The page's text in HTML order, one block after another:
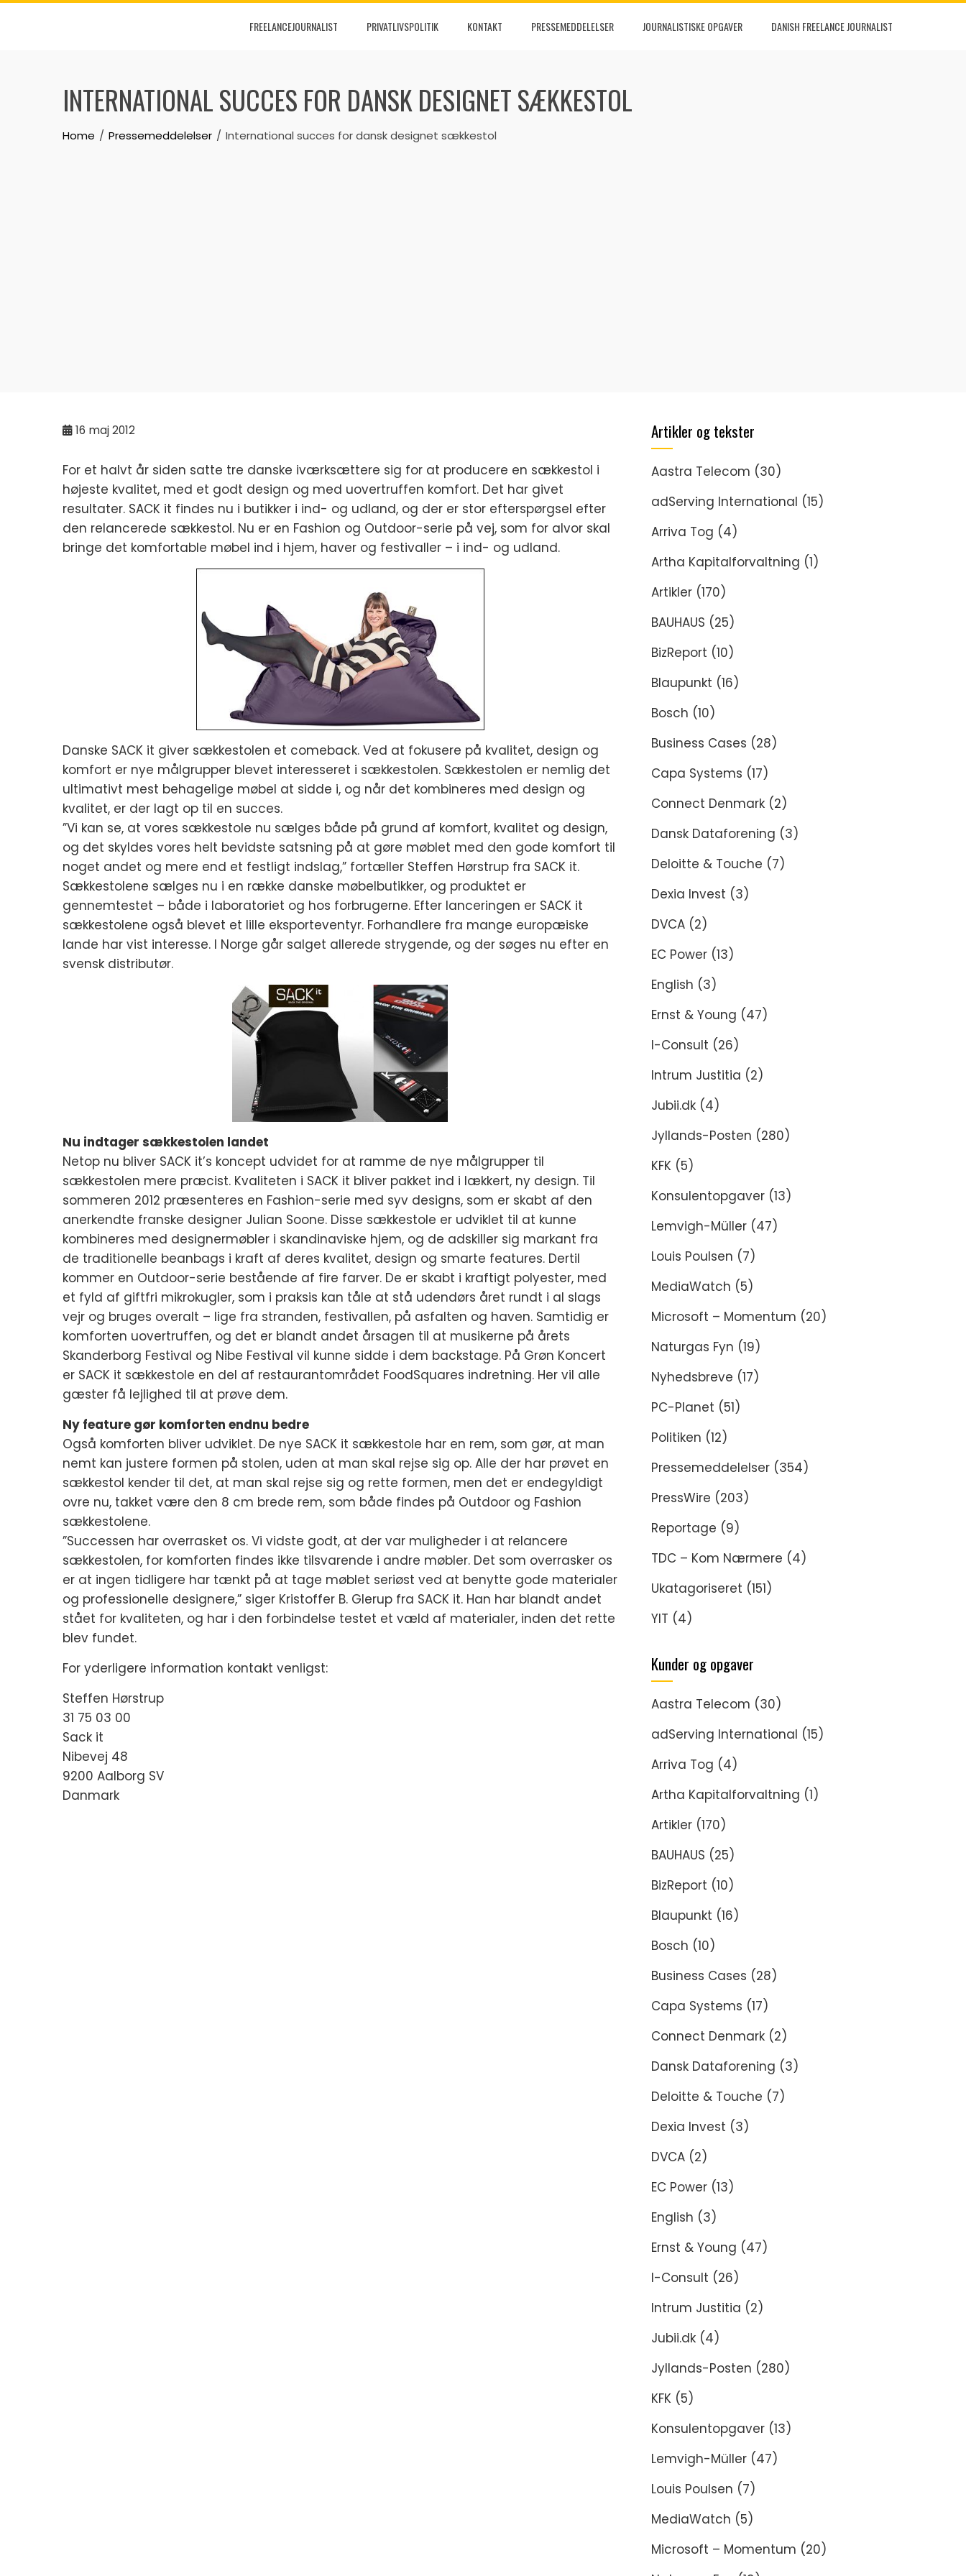
Skip
FREELANCEJOURNALIST PRIVATLIVSPOLITIK KONTAKT PRESSEMEDDELELSER JOURNALISTISKE OPGAVER DANISH FREELANCE JOURNALIST
INTERNATIONAL SUCCES FOR DANSK DESIGNET SÆKKESTOL
Home Pressemeddelelser International succes for dansk designet sækkestol
16 maj 2012
For et halvt år siden satte tre danske iværksættere sig for at producere en sækkestol i
højeste kvalitet, med et godt design og med uovertruffen komfort. Det har givet
resultater. SACK it findes nu i butikker i ind- og udland, og der er stor efterspørgsel efter
den relancerede sækkestol. Nu er en Fashion og Outdoor-serie på vej, som for alvor skal
bringe det komfortable møbel ind i hjem, haver og festivaller – i ind- og udland.
Danske SACK it giver sækkestolen et comeback. Ved at fokusere på kvalitet, design og
komfort er nye målgrupper blevet interesseret i sækkestolen. Sækkestolen er nemlig det
ultimativt mest behagelige møbel at sidde i, og når det kombineres med design og
kvalitet, er der lagt op til en succes.
”Vi kan se, at vores sækkestole nu sælges både på grund af komfort, kvalitet og design,
og det skyldes vores helt bevidste satsning på at gøre møblet med den gode komfort til
noget andet og mere end et festligt indslag,” fortæller Steffen Hørstrup fra SACK it.
Sækkestolene sælges nu i en række danske møbelbutikker, og produktet er
gennemtestet – både i laboratoriet og hos forbrugerne. Efter lanceringen er SACK it
sækkestolene også blevet et lille eksporteventyr. Forhandlere fra mange europæiske
lande har vist interesse. I Norge går salget allerede strygende, og der søges nu efter en
svensk distributør.
Nu indtager sækkestolen landet
Netop nu bliver SACK it’s koncept udvidet for at ramme de nye målgrupper til
sækkestolen mere præcist. Kvaliteten i SACK it bliver pakket ind i lækkert, ny design. Til
sommeren 2012 præsenteres en Fashion-serie med syv designs, som er skabt af den
anerkendte franske designer Julian Soone. Disse sækkestole er udviklet til at kunne
kombineres med designermøbler i skandinaviske hjem, og de adskiller sig markant fra
de traditionelle beanbags i kraft af deres kvalitet, design og smarte features. Dertil
kommer en Outdoor-serie bestående af fire farver. De er skabt i kraftigt polyester, med
et fyld af giftfri mikrokugler, som i praksis kan tåle at stå udendørs året rundt i al slags
vejr og bruges overalt – lige fra stranden, festivallen, på asfalten og haven. Samtidig er
komforten uovertruffen, og det er blandt andet årsagen til at musikerne på årets
Skanderborg Festival og Nibe Festival vil kunne sidde i dem backstage. På Grøn Koncert
er SACK it sækkestole en del af restaurantområdet FoodSquares indretning. Her vil alle
gæster få lejlighed til at prøve dem.
Ny feature gør komforten endnu bedre
Også komforten bliver udviklet. De nye SACK it sækkestole har en rem, som gør, at man
nemt kan justere formen på stolen, uden at man skal rejse sig op. Alle der har prøvet en
sækkestol kender til det, at man skal rejse sig og rette formen, men det er endegyldigt
ovre nu, takket være den 8 cm brede rem, som både findes på Outdoor og Fashion
sækkestolene.
”Successen har overrasket os. Vi vidste godt, at der var muligheder i at relancere
sækkestolen, for komforten findes ikke tilsvarende i andre møbler. Det som overrasker os
er at ingen tidligere har tænkt på at tage møblet seriøst ved at benytte gode materialer
og professionelle designere,” siger Kristoffer B. Glerup fra SACK it. Han har blandt andet
stået for kvaliteten, og har i den forbindelse testet et væld af materialer, inden det rette
blev fundet.
For yderligere information kontakt venligst:
Steffen Hørstrup
31 75 03 00
Sack it
Nibevej 48
9200 Aalborg SV
Danmark
Artikler og tekster
Aastra Telecom (30)
adServing International (15)
Arriva Tog (4)
Artha Kapitalforvaltning (1)
Artikler (170)
BAUHAUS (25)
BizReport (10)
Blaupunkt (16)
Bosch (10)
Business Cases (28)
Capa Systems (17)
Connect Denmark (2)
Dansk Dataforening (3)
Deloitte & Touche (7)
Dexia Invest (3)
DVCA (2)
EC Power (13)
English (3)
Ernst & Young (47)
I-Consult (26)
Intrum Justitia (2)
Jubii.dk (4)
Jyllands-Posten (280)
KFK (5)
Konsulentopgaver (13)
Lemvigh-Müller (47)
Louis Poulsen (7)
MediaWatch (5)
Microsoft – Momentum (20)
Naturgas Fyn (19)
Nyhedsbreve (17)
PC-Planet (51)
Politiken (12)
Pressemeddelelser (354)
PressWire (203)
Reportage (9)
TDC – Kom Nærmere (4)
Ukatagoriseret (151)
YIT (4)
Kunder og opgaver
Aastra Telecom (30)
adServing International (15)
Arriva Tog (4)
Artha Kapitalforvaltning (1)
Artikler (170)
BAUHAUS (25)
BizReport (10)
Blaupunkt (16)
Bosch (10)
Business Cases (28)
Capa Systems (17)
Connect Denmark (2)
Dansk Dataforening (3)
Deloitte & Touche (7)
Dexia Invest (3)
DVCA (2)
EC Power (13)
English (3)
Ernst & Young (47)
I-Consult (26)
Intrum Justitia (2)
Jubii.dk (4)
Jyllands-Posten (280)
KFK (5)
Konsulentopgaver (13)
Lemvigh-Müller (47)
Louis Poulsen (7)
MediaWatch (5)
Microsoft – Momentum (20)